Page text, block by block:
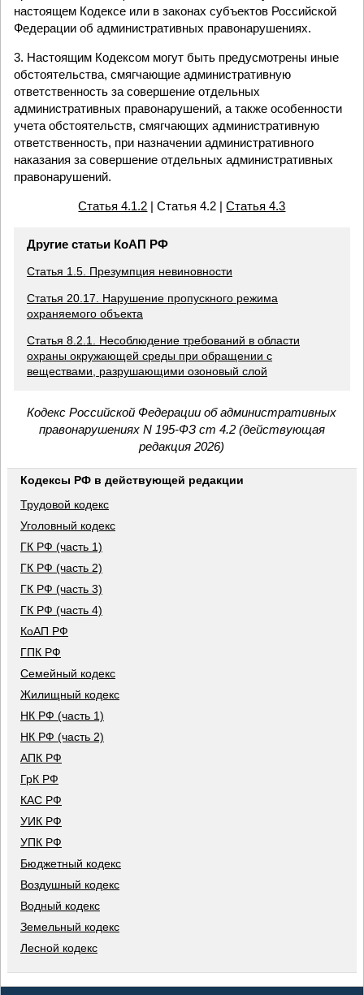
настоящем Кодексе или в законах субъектов Российской
Федерации об административных правонарушениях.
3. Настоящим Кодексом могут быть предусмотрены иные
обстоятельства, смягчающие административную
ответственность за совершение отдельных
административных правонарушений, а также особенности
учета обстоятельств, смягчающих административную
ответственность, при назначении административного
наказания за совершение отдельных административных
правонарушений.
Статья 4.1.2 | Статья 4.2 |Статья 4.3
Другие статьи КоАП РФ
Статья 1.5. Презумпция невиновности
Статья 20.17. Нарушение пропускного режима
охраняемого объекта
Статья 8.2.1. Несоблюдение требований в области
охраны окружающей среды при обращении с
веществами, разрушающими озоновый слой
Кодекс Российской Федерации об административных
правонарушениях N 195-ФЗ ст 4.2 (действующая
редакция 2026)
Кодексы РФ в действующей редакции
Трудовой кодекс
Уголовный кодекс
ГК РФ (часть 1)
ГК РФ (часть 2)
ГК РФ (часть 3)
ГК РФ (часть 4)
КоАП РФ
ГПК РФ
Семейный кодекс
Жилищный кодекс
НК РФ (часть 1)
НК РФ (часть 2)
АПК РФ
ГрК РФ
КАС РФ
УИК РФ
УПК РФ
Бюджетный кодекс
Воздушный кодекс
Водный кодекс
Земельный кодекс
Лесной кодекс